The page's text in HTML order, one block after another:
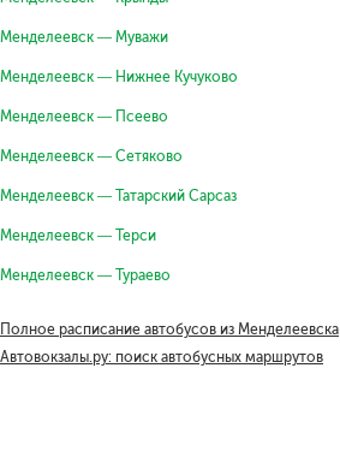
Менделеевск — Муважи
Менделеевск — Нижнее Кучуково
Менделеевск — Псеево
Менделеевск — Сетяково
Менделеевск — Татарский Сарсаз
Менделеевск — Терси
Менделеевск — Тураево
Полное расписание автобусов из Менделеевска
Автовокзалы.ру: поиск автобусных маршрутов